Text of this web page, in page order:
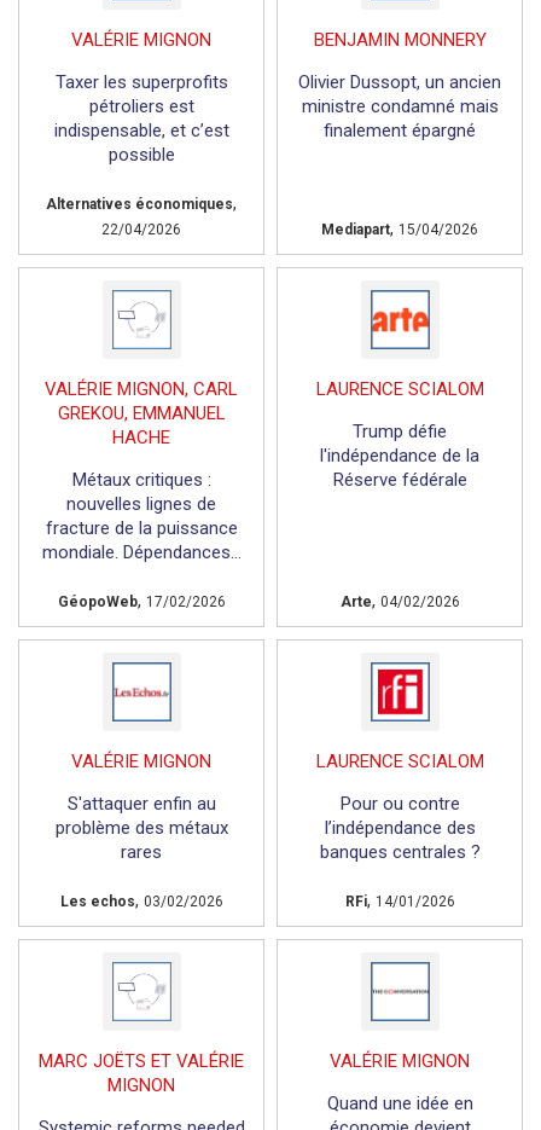
VALÉRIE MIGNON
Taxer les superprofits
pétroliers est
indispensable, et c’est
possible
Alternatives économiques,
22/04/2026
BENJAMIN MONNERY
Olivier Dussopt, un ancien
ministre condamné mais
finalement épargné
Mediapart, 15/04/2026
VALÉRIE MIGNON, CARL
GREKOU, EMMANUEL
HACHE
Métaux critiques :
nouvelles lignes de
fracture de la puissance
mondiale. Dépendances...
GéopoWeb, 17/02/2026
LAURENCE SCIALOM
Trump défie
l'indépendance de la
Réserve fédérale
Arte, 04/02/2026
VALÉRIE MIGNON
S'attaquer enfin au
problème des métaux
rares
Les echos, 03/02/2026
LAURENCE SCIALOM
Pour ou contre
l’indépendance des
banques centrales ?
RFi, 14/01/2026
MARC JOËTS ET VALÉRIE
MIGNON
VALÉRIE MIGNON
Quand une idée en